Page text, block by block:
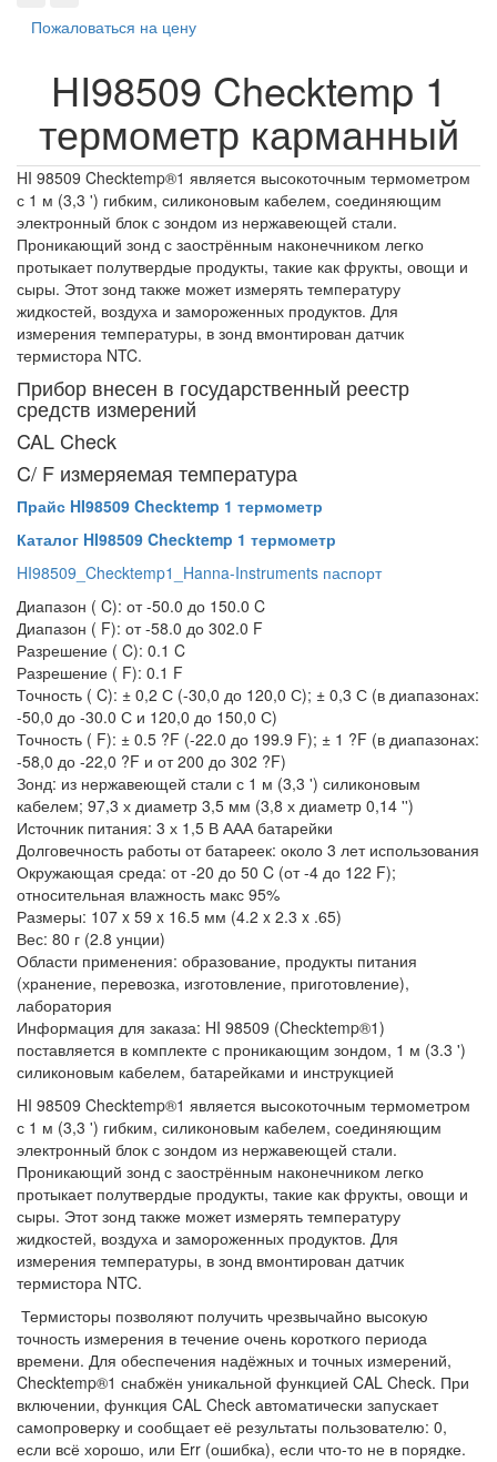
Пожаловаться на цену
HI98509 Checktemp 1
термометр карманный
HI 98509 Checktemp®1 является высокоточным термометром
с 1 м (3,3 ') гибким, силиконовым кабелем, соединяющим
электронный блок с зондом из нержавеющей стали.
Проникающий зонд с заострённым наконечником легко
протыкает полутвердые продукты, такие как фрукты, овощи и
сыры. Этот зонд также может измерять температуру
жидкостей, воздуха и замороженных продуктов. Для
измерения температуры, в зонд вмонтирован датчик
термистора NTC.
Прибор внесен в государственный реестр
средств измерений
CAL Check
C/ F измеряемая температура
Прайс HI98509 Checktemp 1 термометр
Каталог HI98509 Checktemp 1 термометр
HI98509_Checktemp1_Hanna-Instruments паспорт
Диапазон ( C): от -50.0 до 150.0 C
Диапазон ( F): от -58.0 до 302.0 F
Разрешение ( C): 0.1 C
Разрешение ( F): 0.1 F
Точность ( C): ± 0,2 С (-30,0 до 120,0 С); ± 0,3 С (в диапазонах:
-50,0 до -30.0 С и 120,0 до 150,0 С)
Точность ( F): ± 0.5 ?F (-22.0 до 199.9 F); ± 1 ?F (в диапазонах:
-58,0 до -22,0 ?F и от 200 до 302 ?F)
Зонд: из нержавеющей стали с 1 м (3,3 ') силиконовым
кабелем; 97,3 х диаметр 3,5 мм (3,8 х диаметр 0,14 '')
Источник питания: 3 х 1,5 В ААА батарейки
Долговечность работы от батареек: около 3 лет использования
Окружающая среда: от -20 до 50 C (от -4 до 122 F);
относительная влажность макс 95%
Размеры: 107 x 59 x 16.5 мм (4.2 x 2.3 x .65)
Вес: 80 г (2.8 унции)
Области применения: образование, продукты питания
(хранение, перевозка, изготовление, приготовление),
лаборатория
Информация для заказа: HI 98509 (Checktemp®1)
поставляется в комплекте с проникающим зондом, 1 м (3.3 ')
силиконовым кабелем, батарейками и инструкцией
HI 98509 Checktemp®1 является высокоточным термометром
с 1 м (3,3 ') гибким, силиконовым кабелем, соединяющим
электронный блок с зондом из нержавеющей стали.
Проникающий зонд с заострённым наконечником легко
протыкает полутвердые продукты, такие как фрукты, овощи и
сыры. Этот зонд также может измерять температуру
жидкостей, воздуха и замороженных продуктов. Для
измерения температуры, в зонд вмонтирован датчик
термистора NTC.
Термисторы позволяют получить чрезвычайно высокую
точность измерения в течение очень короткого периода
времени. Для обеспечения надёжных и точных измерений,
Checktemp®1 снабжён уникальной функцией CAL Check. При
включении, функция CAL Check автоматически запускает
самопроверку и сообщает её результаты пользователю: 0,
если всё хорошо, или Err (ошибка), если что-то не в порядке.